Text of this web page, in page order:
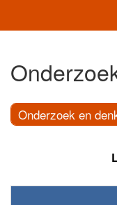
Onderzoek en